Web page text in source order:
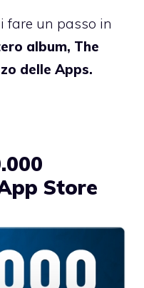
fare un passo in
album, The
delle Apps.
Store